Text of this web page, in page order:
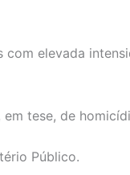
elevada
tese, de
Público.